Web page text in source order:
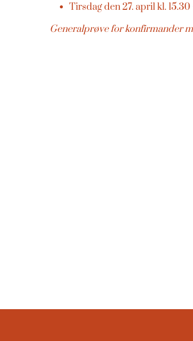
Tirsdag den 27. april kl.
Generalprøve for konfirmander